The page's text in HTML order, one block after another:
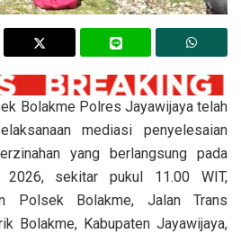
Bolakme Polres Jayawijaya telah
mediasi penyelesaian
yang berlangsung pada
sekitar pukul 11.00 WIT,
Polsek Bolakme, Jalan Trans
Bolakme, Kabupaten Jayawijaya,